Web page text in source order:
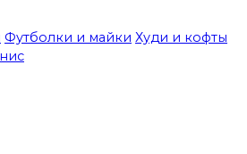
Футболки и майки Худи и кофты